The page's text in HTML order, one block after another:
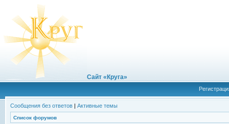
Сайт «Круга»
Сообщения без ответов | Активные темы
Список форумов